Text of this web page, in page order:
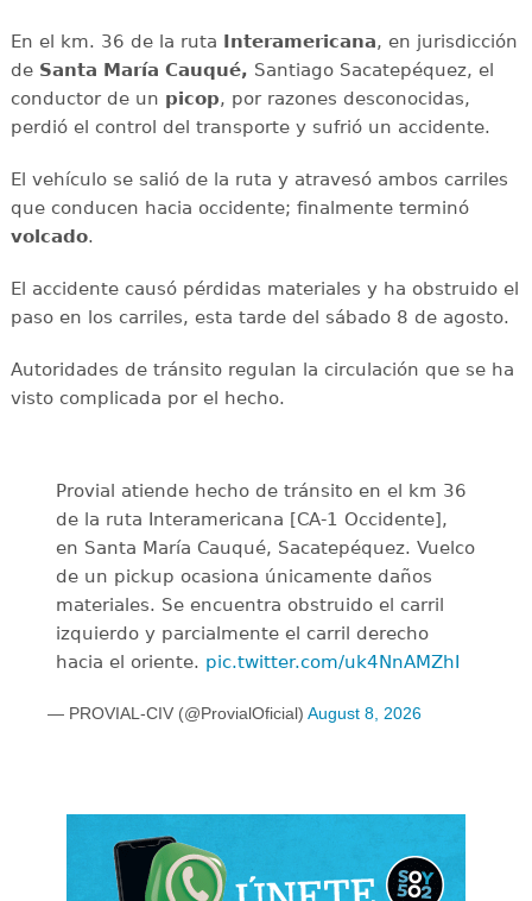
En el km. 36 de la ruta Interamericana, en jurisdicción
de Santa María Cauqué, Santiago Sacatepéquez, el
conductor de un picop, por razones desconocidas,
perdió el control del transporte y sufrió un accidente.
El vehículo se salió de la ruta y atravesó ambos carriles
que conducen hacia occidente; finalmente terminó
volcado.
El accidente causó pérdidas materiales y ha obstruido el
paso en los carriles, esta tarde del sábado 8 de agosto.
Autoridades de tránsito regulan la circulación que se ha
visto complicada por el hecho.
Provial atiende hecho de tránsito en el km 36
de la ruta Interamericana [CA-1 Occidente],
en Santa María Cauqué, Sacatepéquez. Vuelco
de un pickup ocasiona únicamente daños
materiales. Se encuentra obstruido el carril
izquierdo y parcialmente el carril derecho
hacia el oriente. pic.twitter.com/uk4NnAMZhI
— PROVIAL-CIV (@ProvialOficial) August 8, 2026